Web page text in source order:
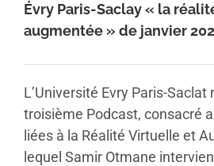
Évry Paris-Saclay « la
augmentée » de janvier
L’Université Evry Paris-
troisième Podcast, consacré
liées à la Réalité Virtuelle et
lequel Samir Otmane